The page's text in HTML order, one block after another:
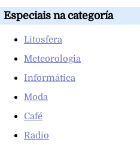
Especiais na categoría
Litosfera
Meteorologia
Informática
Moda
Café
Radio